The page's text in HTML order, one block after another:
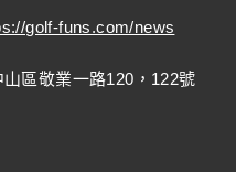
golf-funs.com/news
區敬業一路120，122號